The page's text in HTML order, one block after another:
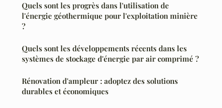
Quels sont les progrès dans l'utilisation de
l'énergie géothermique pour l'exploitation minière
?
Quels sont les développements récents dans les
systèmes de stockage d'énergie par air comprimé ?
Rénovation d'ampleur : adoptez des solutions
durables et économiques